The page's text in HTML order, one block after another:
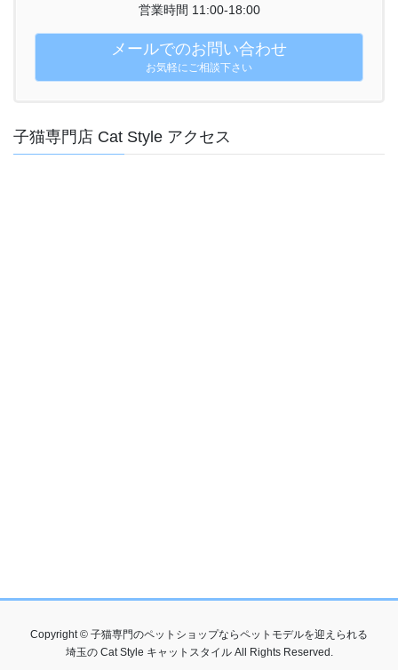
営業時間 11:00-18:00
メールでのお問い合わせ
お気軽にご相談下さい
子猫専門店 Cat Style アクセス
Copyright © 子猫専門のペットショップならペットモデルを迎えられる
埼玉の Cat Style キャットスタイル All Rights Reserved.